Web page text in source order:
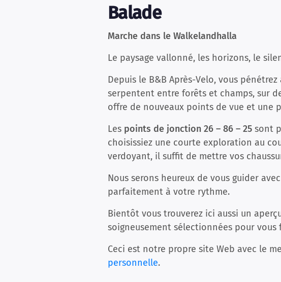
Balade
Marche dans le Walkelandhalla
Le paysage vallonné, les horizons, le
Depuis le B&B Après-Velo, vous
serpentent entre forêts et champs, sur
offre de nouveaux points de vue et une
Les points de jonction 26 – 86 – 25 sont
choisissiez une courte exploration au
verdoyant, il suffit de mettre vos
Nous serons heureux de vous guider
parfaitement à votre rythme.
Bientôt vous trouverez ici aussi un
soigneusement sélectionnées pour
Ceci est notre propre site Web avec le
personnelle.